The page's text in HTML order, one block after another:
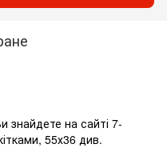
на сайті 7-
55х36 див.